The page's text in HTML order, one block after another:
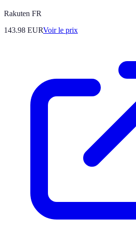
Rakuten FR
143.98 EURVoir le prix